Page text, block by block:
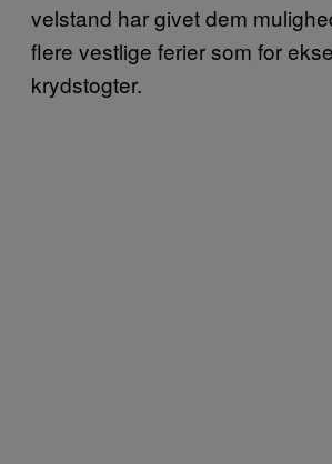
velstand har givet dem
flere vestlige ferier som for
krydstogter.